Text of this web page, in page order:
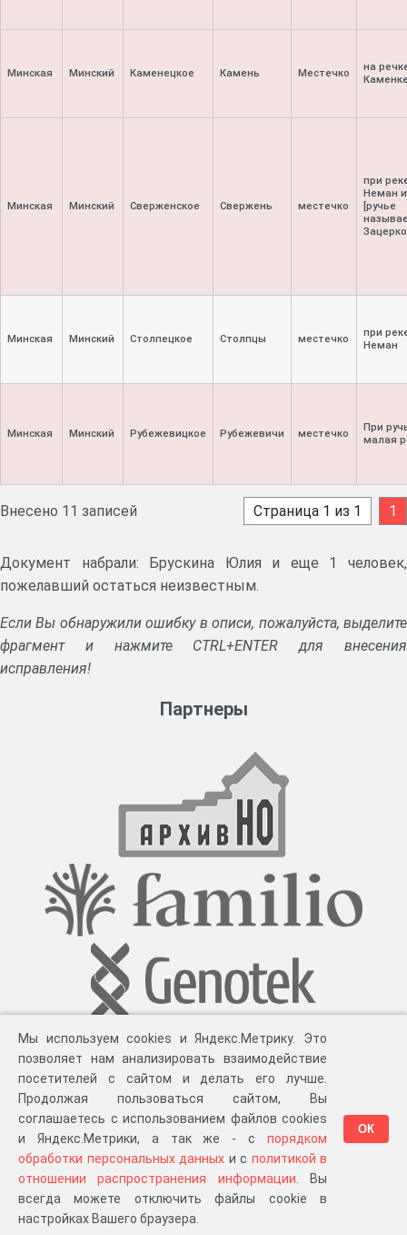
Минская Минский Каменецкое Камень Местечко
на
Минская Минский Сверженское Свержень местечко
при
Неман
[ручье
Минская Минский Столпецкое Столпцы местечко
при
Неман
Минская Минский Рубежевицкое Рубежевичи местечко
При
малая
Внесено 11 записей Страница 1 из 1 1
Документ набрали: Брускина Юлия и еще 1 человек,
пожелавший остаться неизвестным.
Если Вы обнаружили ошибку в описи, пожалуйста, выделите
фрагмент и нажмите CTRL+ENTER для внесения
исправления!
Партнеры
Разработка компании «Великіе предки», 2023-2026 гг. Блог.Суть проекта
Персональные данные.Распространение информации.ЧаВО.Сборка 111.35
Мы используем cookies и Яндекс.Метрику. Это
позволяет нам анализировать взаимодействие
посетителей с сайтом и делать его лучше.
Продолжая пользоваться сайтом, Вы
соглашаетесь с использованием файлов cookies
и Яндекс.Метрики, а так же - с порядком
обработки персональных данных и с политикой в
отношении распространения информации . Вы
всегда можете отключить файлы cookie в
настройках Вашего браузера.
ОК
в «Мои документы»
…или в один из ваших проектов: